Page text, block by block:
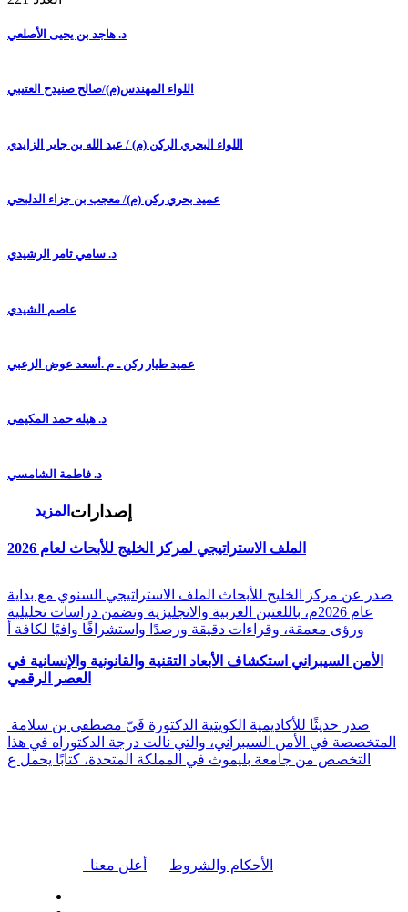
د. هاجد بن يحيى الأصلعي
اللواء المهندس(م)/صالح صنيدح العتيبي
اللواء البحري الركن (م) / عبد الله بن جابر الزايدي
عميد بحري ركن (م)/ معجب بن جزاء الدلبحي
د. سامي ثامر الرشيدي
عاصم الشيدي
عميد طيار ركن ـ م .أسعد عوض الزعبي
د. هيله حمد المكيمي
د. فاطمة الشامسي
المزيد إصدارات
الملف الاستراتيجي لمركز الخليج للأبحاث لعام 2026
صدر عن مركز الخليج للأبحاث الملف الاستراتيجي السنوي مع بداية
عام 2026م، باللغتين العربية والانجليزية وتضمن دراسات تحليلية
ورؤى معمقة، وقراءات دقيقة ورصدًا واستشرافًا وافيًا لكافة أ
الأمن السيبراني استكشاف الأبعاد التقنية والقانونية والإنسانية في
العصر الرقمي
المتخصصة في الأمن السيبراني، والتي نالت درجة الدكتوراه في هذا
التخصص من جامعة بليموث في المملكة المتحدة، كتابًا يحمل ع
أعلن معنا الأحكام والشروط